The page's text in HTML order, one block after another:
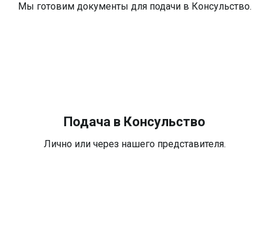
Мы готовим документы для подачи в Консульство.
Подача в Консульство
Лично или через нашего представителя.